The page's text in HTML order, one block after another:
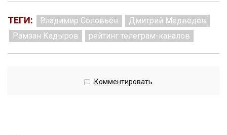
ТЕГИ: Владимир Соловьёв
Дмитрий Медведев
Рамзан Кадыров
рейтинг телеграм-каналов
Комментировать